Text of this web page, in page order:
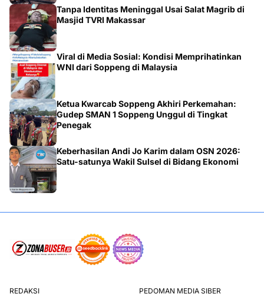
Tanpa Identitas Meninggal Usai Salat Magrib di
Masjid TVRI Makassar
Viral di Media Sosial: Kondisi Memprihatinkan
WNI dari Soppeng di Malaysia
Ketua Kwarcab Soppeng Akhiri Perkemahan:
Gudep SMAN 1 Soppeng Unggul di Tingkat
Penegak
Keberhasilan Andi Jo Karim dalam OSN 2026:
Satu-satunya Wakil Sulsel di Bidang Ekonomi
REDAKSI PEDOMAN MEDIA SIBER